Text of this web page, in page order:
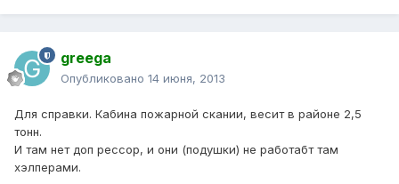
greega
Опубликовано 14 июня, 2013
Для справки. Кабина пожарной скании, весит в районе 2,5
тонн.
И там нет доп рессор, и они (подушки) не работабт там
хэлперами.